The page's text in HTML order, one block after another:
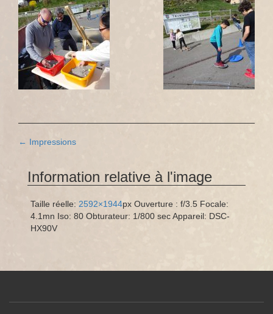
Navigation
des
articles
← Impressions
Information relative à l'image
Taille réelle: 2592×1944px Ouverture : f/3.5 Focale:
4.1mn Iso: 80 Obturateur: 1/800 secAppareil: DSC-
HX90V